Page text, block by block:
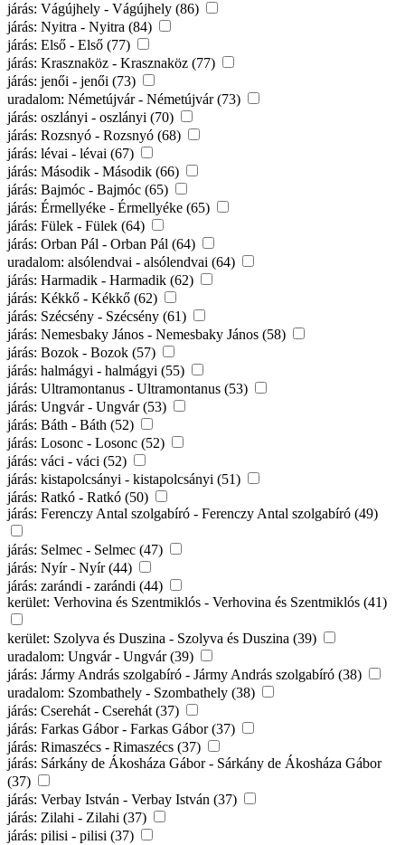
járás: Vágújhely - Vágújhely (86)
járás: Nyitra - Nyitra (84)
járás: Első - Első (77)
járás: Krasznaköz - Krasznaköz (77)
járás: jenői - jenői (73)
uradalom: Németújvár - Németújvár (73)
járás: oszlányi - oszlányi (70)
járás: Rozsnyó - Rozsnyó (68)
járás: lévai - lévai (67)
járás: Második - Második (66)
járás: Bajmóc - Bajmóc (65)
járás: Érmellyéke - Érmellyéke (65)
járás: Fülek - Fülek (64)
járás: Orban Pál - Orban Pál (64)
uradalom: alsólendvai - alsólendvai (64)
járás: Harmadik - Harmadik (62)
járás: Kékkő - Kékkő (62)
járás: Szécsény - Szécsény (61)
járás: Nemesbaky János - Nemesbaky János (58)
járás: Bozok - Bozok (57)
járás: halmágyi - halmágyi (55)
járás: Ultramontanus - Ultramontanus (53)
járás: Ungvár - Ungvár (53)
járás: Báth - Báth (52)
járás: Losonc - Losonc (52)
járás: váci - váci (52)
járás: kistapolcsányi - kistapolcsányi (51)
járás: Ratkó - Ratkó (50)
járás: Ferenczy Antal szolgabíró - Ferenczy Antal szolgabíró (49)
járás: Selmec - Selmec (47)
járás: Nyír - Nyír (44)
járás: zarándi - zarándi (44)
kerület: Verhovina és Szentmiklós - Verhovina és Szentmiklós (41)
kerület: Szolyva és Duszina - Szolyva és Duszina (39)
uradalom: Ungvár - Ungvár (39)
járás: Jármy András szolgabíró - Jármy András szolgabíró (38)
uradalom: Szombathely - Szombathely (38)
járás: Cserehát - Cserehát (37)
járás: Farkas Gábor - Farkas Gábor (37)
járás: Rimaszécs - Rimaszécs (37)
járás: Sárkány de Ákosháza Gábor - Sárkány de Ákosháza Gábor
(37)
járás: Verbay István - Verbay István (37)
járás: Zilahi - Zilahi (37)
járás: pilisi - pilisi (37)